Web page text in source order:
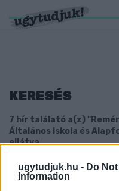
ugytudjuk.hu - Do
Information
KERESÉS
7 hír találató a(z)
Általános Iskola és
ellátva.
3 MILLIÓ
A SZOMBATHELYI